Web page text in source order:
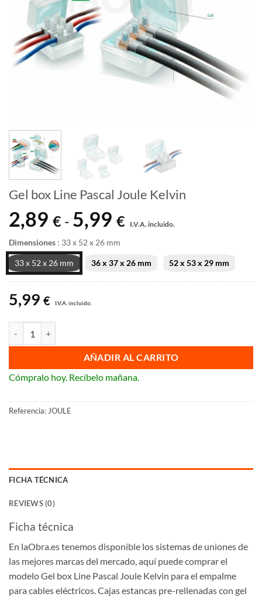
Gel box Line Pascal Joule Kelvin
2,89 € - 5,99 €
de
desde
hasta
I.V.A. incluido.
Dimensiones : 33 x 52 x 26 mm
33 x 52 x 26 mm 36 x 37 x 26 mm 52 x 53 x 29 mm
5,99 € I.V.A. incluido.
AÑADIR AL CARRITO
Cómpralo hoy. Recíbelo mañana.
Referencia: JOULE
FICHA TÉCNICA
REVIEWS (0)
Ficha técnica
En laObra.es tenemos disponible los sistemas de uniones de
las mejores marcas del mercado, aquí puede comprar el
modelo Gel box Line Pascal Joule Kelvin para el empalme
para cables eléctricos. Cajas estancas pre-rellenadas con gel